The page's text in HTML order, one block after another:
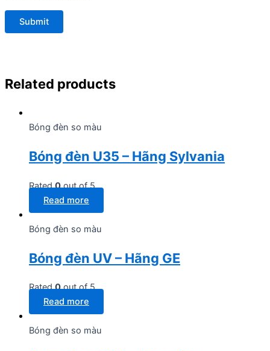
Related products
Bóng đèn so màu
Bóng đèn U35 – Hãng Sylvania
Rated0out of 5
Read more
Bóng đèn so màu
Bóng đèn UV – Hãng GE
Rated0out of 5
Read more
Bóng đèn so màu